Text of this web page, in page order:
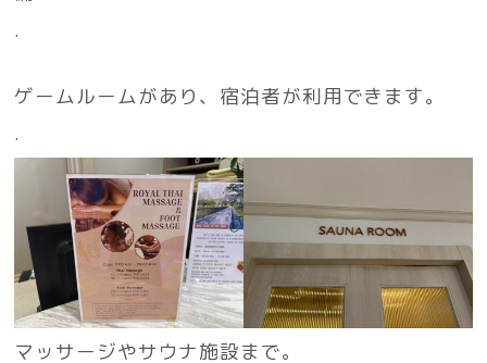
.
ゲームルームがあり、宿泊者が利用できます。
.
マッサージやサウナ施設まで。